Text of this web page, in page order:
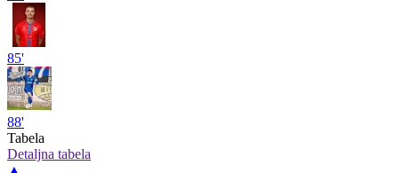
85'
88'
Tabela
Detaljna tabela
▲